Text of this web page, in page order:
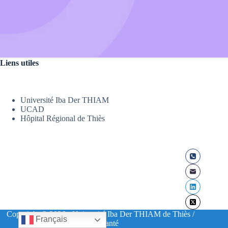
Liens utiles
Université Iba Der THIAM
UCAD
Hôpital Régional de Thiès
Copyright © 2026 - Université Iba Der THIAM de Thiès /
UFR Santé
Français